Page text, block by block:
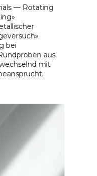
— Rotating
bei
aus
mit